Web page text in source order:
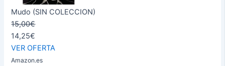
Mudo (SIN COLECCION)
15,00€
14,25€
VER OFERTA
Amazon.es